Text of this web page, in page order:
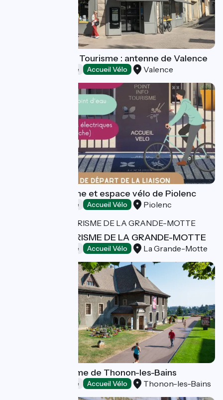
Valence Romans Tourisme : antenne de Valence
Offices de Tourisme Accueil Vélo Valence
Point info tourisme et espace vélo de Piolenc
Offices de Tourisme Accueil Vélo Piolenc
OFFICE DE TOURISME DE LA GRANDE-MOTTE
Offices de Tourisme Accueil Vélo La Grande-Motte
Office de Tourisme de Thonon-les-Bains
Offices de Tourisme Accueil Vélo Thonon-les-Bains